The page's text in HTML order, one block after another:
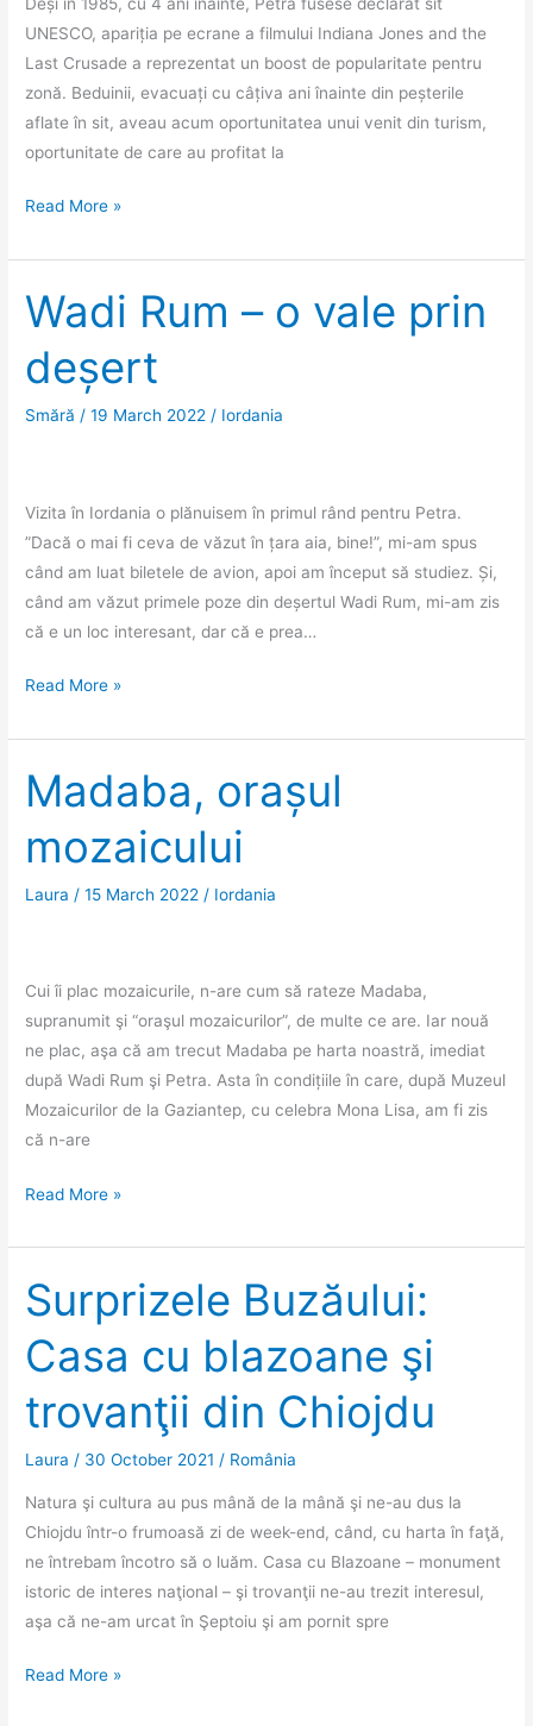
UNESCO, apariția pe ecrane a filmului Indiana Jones and the
Last Crusade a reprezentat un boost de popularitate pentru
zonă. Beduinii, evacuați cu câțiva ani înainte din peșterile
aflate în sit, aveau acum oportunitatea unui venit din turism,
oportunitate de care au profitat la
Petra.
cum
să
slăbești
făcând
turism.
Read More »
Wadi Rum – o vale prin
deșert
Smără/19 March 2022/ Iordania
Vizita în Iordania o plănuisem în primul rând pentru Petra.
”Dacă o mai fi ceva de văzut în țara aia, bine!”, mi-am spus
când am luat biletele de avion, apoi am început să studiez. Și,
când am văzut primele poze din deșertul Wadi Rum, mi-am zis
că e un loc interesant, dar că e prea…
Wadi
–
o
vale
deșert
Read More »
Madaba, orașul
mozaicului
Laura/15 March 2022/ Iordania
Cui îi plac mozaicurile, n-are cum să rateze Madaba,
supranumit şi “oraşul mozaicurilor”, de multe ce are. Iar nouă
ne plac, aşa că am trecut Madaba pe harta noastră, imediat
după Wadi Rum şi Petra. Asta în condițiile în care, după Muzeul
Mozaicurilor de la Gaziantep, cu celebra Mona Lisa, am fi zis
că n-are
Madaba,
mozaicului
Read More »
Surprizele Buzăului:
Casa cu blazoane şi
trovanţii din Chiojdu
Laura/ 30 October 2021/ România
Natura şi cultura au pus mână de la mână şi ne-au dus la
Chiojdu într-o frumoasă zi de week-end, când, cu harta în faţă,
ne întrebam încotro să o luăm. Casa cu Blazoane – monument
istoric de interes naţional – şi trovanţii ne-au trezit interesul,
aşa că ne-am urcat în Şeptoiu şi am pornit spre
Surprizele
Read More »